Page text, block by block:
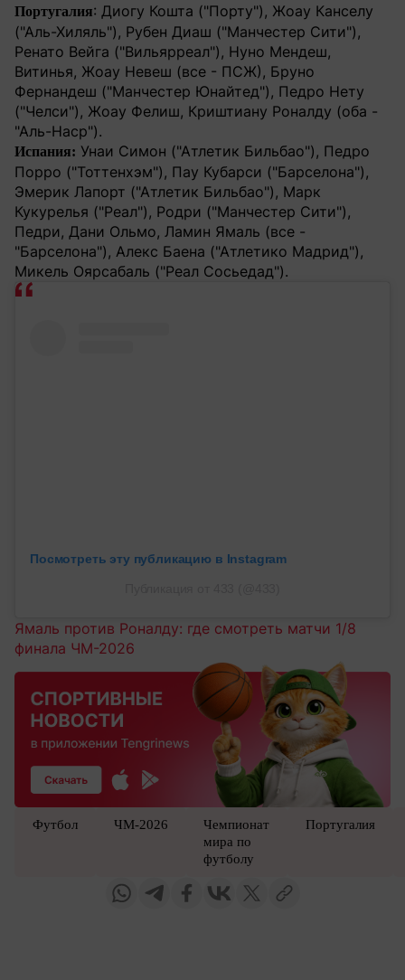
Португалия: Диогу Кошта ("Порту"), Жоау Канселу
("Аль-Хиляль"), Рубен Диаш ("Манчестер Сити"),
Ренато Вейга ("Вильярреал"), Нуно Мендеш,
Витинья, Жоау Невеш (все - ПСЖ), Бруно
Фернандеш ("Манчестер Юнайтед"), Педро Нету
("Челси"), Жоау Фелиш, Криштиану Роналду (оба -
"Аль-Наср").
Испания: Унаи Симон ("Атлетик Бильбао"), Педро
Порро ("Тоттенхэм"), Пау Кубарси ("Барселона"),
Эмерик Лапорт ("Атлетик Бильбао"), Марк
Кукурелья ("Реал"), Родри ("Манчестер Сити"),
Педри, Дани Ольмо, Ламин Ямаль (все -
"Барселона"), Алекс Баена ("Атлетико Мадрид"),
Микель Оярсабаль ("Реал Сосьедад").
Посмотреть эту публикацию в Instagram
Ямаль против Роналду: где смотреть матчи 1/8
финала ЧМ-2026
Футбол ЧМ-2026
Чемпионат
мира по
футболу
Португалия